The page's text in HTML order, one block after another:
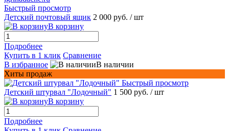
Быстрый просмотр
Детский почтовый ящик 2 000 руб. / шт
В корзину
Подробнее
Купить в 1 клик Сравнение
В избранное
В наличии
Хиты продаж
Быстрый просмотр
Детский штурвал "Лодочный" 1 500 руб. / шт
В корзину
Подробнее